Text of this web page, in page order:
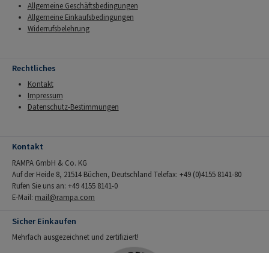
Allgemeine Geschäftsbedingungen
Allgemeine Einkaufsbedingungen
Widerrufsbelehrung
Rechtliches
Kontakt
Impressum
Datenschutz-Bestimmungen
Kontakt
RAMPA GmbH & Co. KG
Auf der Heide 8, 21514 Büchen, Deutschland Telefax: +49 (0)4155 8141-80
Rufen Sie uns an: +49 4155 8141-0
E-Mail: mail@rampa.com
Sicher Einkaufen
Mehrfach ausgezeichnet und zertifiziert!